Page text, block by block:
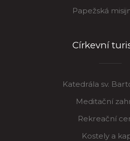
Papežská
Církevní
Katedrála sv.
Meditační
Rekreační
Kostely a